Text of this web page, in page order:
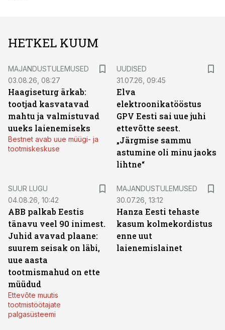
HETKEL KUUM
MAJANDUSTULEMUSED
03.08.26, 08:27
Haagiseturg ärkab:
tootjad kasvatavad
mahtu ja valmistuvad
uueks laienemiseks
Bestnet avab uue müügi- ja
tootmiskeskuse
UUDISED
31.07.26, 09:45
Elva
elektroonikatööstus
GPV Eesti sai uue juhi
ettevõtte seest.
„Järgmise sammu
astumine oli minu jaoks
lihtne“
SUUR LUGU
04.08.26, 10:42
ABB palkab Eestis
tänavu veel 90 inimest.
Juhid avavad plaane:
suurem seisak on läbi,
uue aasta
tootmismahud on ette
müüdud
Ettevõte muutis
tootmistöötajate
palgasüsteemi
MAJANDUSTULEMUSED
30.07.26, 13:12
Hanza Eesti tehaste
kasum kolmekordistus
enne uut
laienemislainet